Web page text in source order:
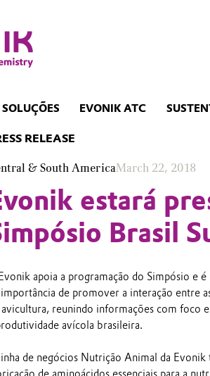
EVONIK ATC
RELEASE
& South AmericaMarch 22, 2018
estará
Brasil
apoia a programação do Simpósio e
importância de promover a interação entre
avicultura, reunindo informações com foco
avícola brasileira.
de negócios Nutrição Animal da Evonik